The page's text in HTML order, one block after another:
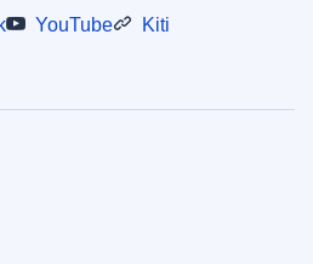
YouTube Kiti